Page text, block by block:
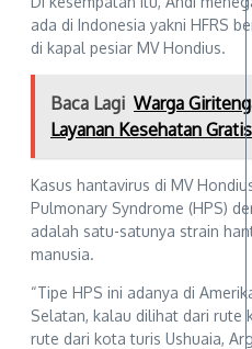
ada di Indonesia yakni HFRS
di kapal pesiar MV Hondius.
Baca Lagi Warga
Layanan Kesehatan Gratis
Kasus hantavirus di MV
Pulmonary Syndrome (HPS)
adalah satu-satunya strain
manusia.
“Tipe HPS ini adanya di
Selatan, kalau dilihat dari rute
rute dari kota turis Ushuaia,